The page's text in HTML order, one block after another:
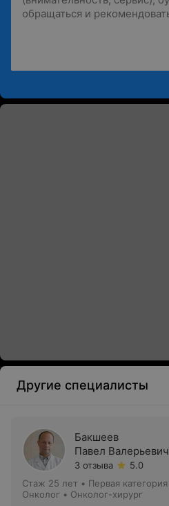
Другие специалисты
Бакшеев
Павел Валерьевич
3 отзыва
5.0
Стаж 25 лет • Первая категория
Онколог • Онколог-хирург